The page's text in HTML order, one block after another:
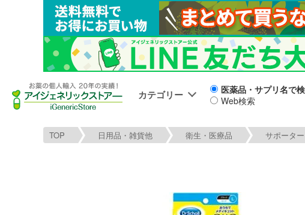
カテゴリー
医薬品・サプリ名で
Web検索
TOP 日用品・雑貨他 衛生・医療品 サポーター